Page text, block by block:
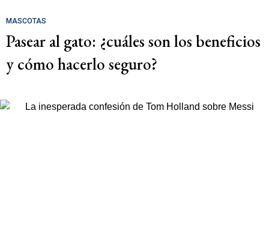
MASCOTAS
Pasear al gato: ¿cuáles son los beneficios
y cómo hacerlo seguro?